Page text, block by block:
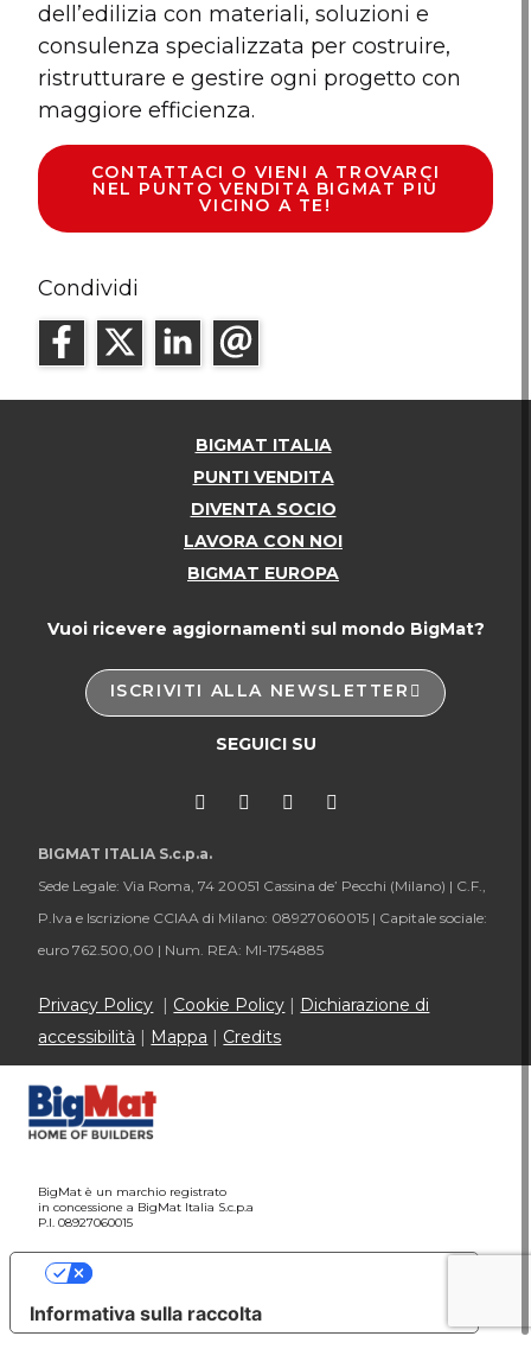
dell’edilizia con materiali, soluzioni e
consulenza specializzata per costruire,
ristrutturare e gestire ogni progetto con
maggiore efficienza.
CONTATTACI O VIENI A TROVARCI
NEL PUNTO VENDITA BIGMAT PIÙ
VICINO A TE!
Condividi
BIGMAT ITALIA
PUNTI VENDITA
DIVENTA SOCIO
LAVORA CON NOI
BIGMAT EUROPA
Vuoi ricevere aggiornamenti sul mondo BigMat?
ISCRIVITI ALLA NEWSLETTER
SEGUICI SU
BIGMAT ITALIA S.c.p.a.
Sede Legale: Via Roma, 74 20051 Cassina de’ Pecchi (Milano) | C.F.,
P.Iva e Iscrizione CCIAA di Milano: 08927060015 | Capitale sociale:
euro 762.500,00 | Num. REA: MI-1754885
Privacy Policy Cookie Policy
Dichiarazione di
accessibilità
Mappa Credits
BigMat è un marchio registrato
in concessione a BigMat Italia S.c.p.a
P.I. 08927060015
Informativa sulla raccolta
Le tue preferenze relative alla privacy